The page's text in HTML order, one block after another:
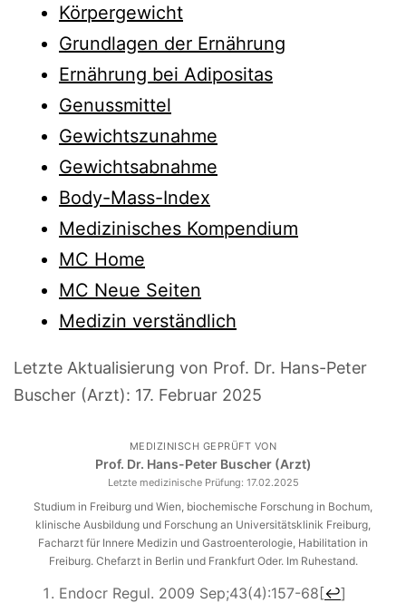
Körpergewicht
Grundlagen der Ernährung
Ernährung bei Adipositas
Genussmittel
Gewichtszunahme
Gewichtsabnahme
Body-Mass-Index
Medizinisches Kompendium
MC Home
MC Neue Seiten
Medizin verständlich
Letzte Aktualisierung von Prof. Dr. Hans-Peter
Buscher (Arzt): 17. Februar 2025
MEDIZINISCH GEPRÜFT VON
Prof. Dr. Hans-Peter Buscher (Arzt)
Letzte medizinische Prüfung: 17.02.2025
Studium in Freiburg und Wien, biochemische Forschung in Bochum,
klinische Ausbildung und Forschung an Universitätsklinik Freiburg,
Facharzt für Innere Medizin und Gastroenterologie, Habilitation in
Freiburg. Chefarzt in Berlin und Frankfurt Oder. Im Ruhestand.
Endocr Regul. 2009 Sep;43(4):157-68[↩]